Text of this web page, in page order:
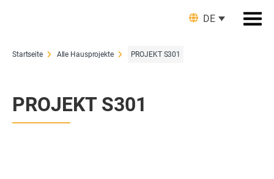
DE
Startseite Alle Hausprojekte PROJEKT S301
PROJEKT S301